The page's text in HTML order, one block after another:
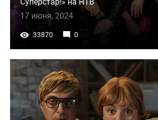
17 июня, 2024
33870 0